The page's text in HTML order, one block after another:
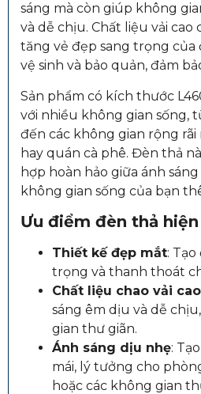
sáng mà còn giúp không
và dễ chịu. Chất liệu vải cao
tăng vẻ đẹp sang trọng của
vệ sinh và bảo quản, đảm
Sản phẩm có kích thước
với nhiều không gian sống,
đến các không gian rộng
hay quán cà phê. Đèn thả
hợp hoàn hảo giữa ánh
không gian sống của bạn
Ưu điểm đèn thả
Thiết kế đẹp mắt:
trọng và thanh thoát
Chất liệu chao vải
sáng êm dịu và dễ
gian thư giãn.
Ánh sáng dịu nhẹ:
mái, lý tưởng cho
hoặc các không gian